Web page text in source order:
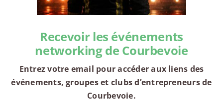
Recevoir les événements
networking de Courbevoie
Entrez votre email pour accéder aux liens des
événements, groupes et clubs d’entrepreneurs de
Courbevoie.